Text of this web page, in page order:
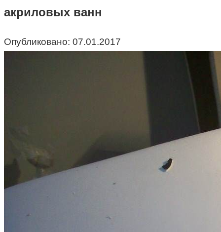
акриловых ванн
Опубликовано: 07.01.2017